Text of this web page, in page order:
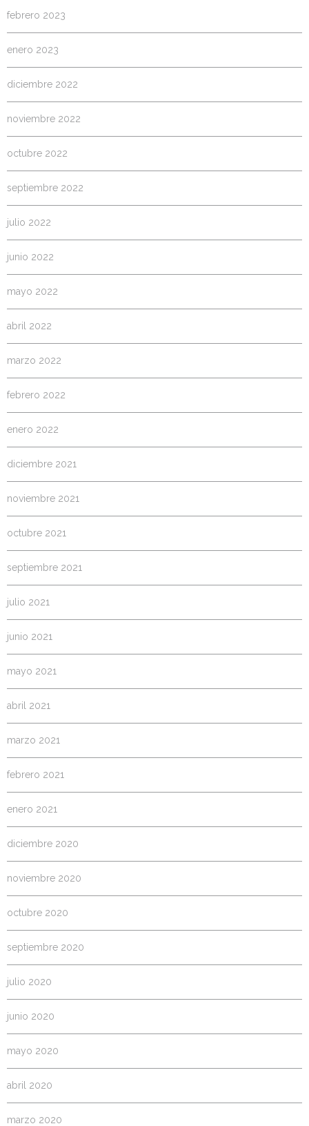
febrero 2023
enero 2023
diciembre 2022
noviembre 2022
octubre 2022
septiembre 2022
julio 2022
junio 2022
mayo 2022
abril 2022
marzo 2022
febrero 2022
enero 2022
diciembre 2021
noviembre 2021
octubre 2021
septiembre 2021
julio 2021
junio 2021
mayo 2021
abril 2021
marzo 2021
febrero 2021
enero 2021
diciembre 2020
noviembre 2020
octubre 2020
septiembre 2020
julio 2020
junio 2020
mayo 2020
abril 2020
marzo 2020